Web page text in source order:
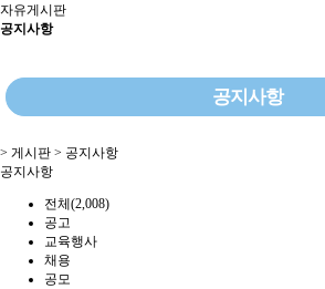
자유게시판
공지사항
공지사항
> 게시판 > 공지사항
공지사항
전체(2,008)
공고
교육행사
채용
공모